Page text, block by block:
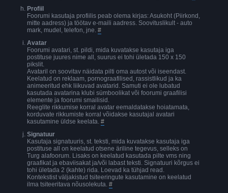
Profiil
Foorumi kasutaja profiilis peab olema kirjas: Asukoht (Piirkond,
mitte aadress) ja töötav e-maili aadress. Soovituslikult - auto
mark, mudel, telefon, jne. #
Avatar
Foorumi avatari, st. pildi, mida kuvatakse kasutaja iga
postituse juures nime all, suurus ei tohi ületada 150 x 150
pikslit.
Avataril on soovitav näidata pilti oma autost või iseendast.
Keelatud on reklaam, pornograafilised, rassistlikud ja ka
animeeritud ehk liikuvad avatarid. Samuti ei ole lubatud
kasutada avatarina klubi sümboolikat või foorumi graafilisi
elemente ja foorumi smailisid.
Reeglite rikkumise korral avatar eemaldatakse hoiatamata,
korduvate rikkumiste korral võidakse kasutajal avatari
kasutamine üldse keelata. #
Signatuur
Kasutaja signatuuris, st. teksti, mida kuvatakse kasutaja iga
postituse all on keelatud otsene äriline tegevus, selleks on
Turg alafoorum. Lisaks on keelatud kasutada pilte vms ning
graafikat ja ebaviisakat ja/või labast teksti. Signatuuri kõrgus ei
tohi ületada 2 (kahte) rida. Loevad ka tühjad read.
Kontekstist väljakistud tsiteeringute kasutamine on keelatud
ilma tsiteeritava nõusolekuta. #